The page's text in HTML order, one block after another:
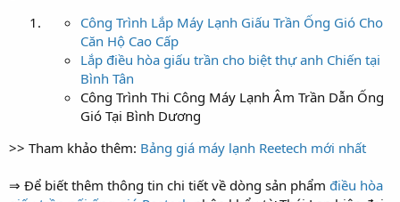
Công Trình Lắp Máy Lạnh Giấu Trần Ống Gió Cho
Căn Hộ Cao Cấp
Lắp điều hòa giấu trần cho biệt thự anh Chiến tại
Bình Tân
Công Trình Thi Công Máy Lạnh Âm Trần Dẫn Ống
Gió Tại Bình Dương
>> Tham khảo thêm: Bảng giá máy lạnh Reetech mới nhất
⇒ Để biết thêm thông tin chi tiết về dòng sản phẩm điều hòa